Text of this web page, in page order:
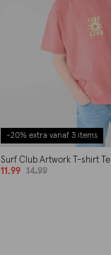
-20% extra vanaf 3 items
Surf Club Artwork T-shirt
11.99
14.99